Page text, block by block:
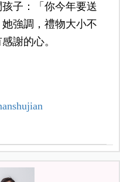
子：「你今年要送
強調，禮物大小不
謝的心。